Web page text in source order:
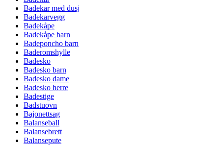
Badekar med dusj
Badekarvegg
Badekåpe
Badekåpe barn
Badeponcho barn
Baderomshylle
Badesko
Badesko barn
Badesko dame
Badesko herre
Badestige
Badstuovn
Bajonettsag
Balanseball
Balansebrett
Balansepute